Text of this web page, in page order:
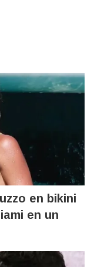
en bikini
en un